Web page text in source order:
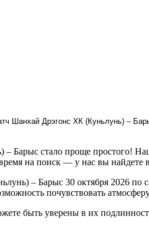
Шанхай Дрэгонс ХК (Куньлунь) –
стало проще простого!
на поиск — у нас вы найдете
– Барыс 30 октября 2026 по
почувствовать
быть уверены в их